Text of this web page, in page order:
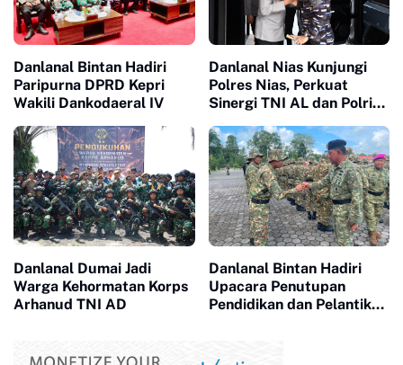
Danlanal Bintan Hadiri
Paripurna DPRD Kepri
Wakili Dankodaeral IV
Danlanal Nias Kunjungi
Polres Nias, Perkuat
Sinergi TNI AL dan Polri
Danlanal Dumai Jadi
Warga Kehormatan Korps
Arhanud TNI AD
Danlanal Bintan Hadiri
Upacara Penutupan
Pendidikan dan Pelantikan